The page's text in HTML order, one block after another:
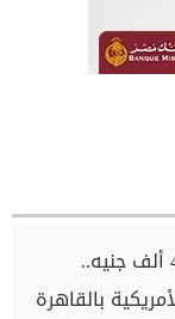
رواتب شهرية تتخطى الـ43 ألف جنيه..
بالقاهرة